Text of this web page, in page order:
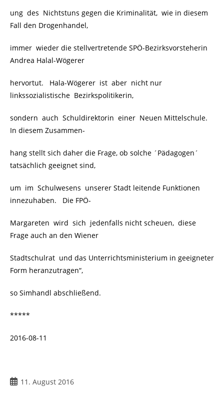
ung des Nichtstuns gegen die Kriminalität, wie in diesem
Fall den Drogenhandel,
immer wieder die stellvertretende SPÖ-Bezirksvorsteherin
Andrea Halal-Wögerer
hervortut. Hala-Wögerer ist aber nicht nur
linkssozialistische Bezirkspolitikerin,
sondern auch Schuldirektorin einer Neuen Mittelschule.
In diesem Zusammen-
hang stellt sich daher die Frage, ob solche ´Pädagogen´
tatsächlich geeignet sind,
um im Schulwesens unserer Stadt leitende Funktionen
innezuhaben. Die FPÖ-
Margareten wird sich jedenfalls nicht scheuen, diese
Frage auch an den Wiener
Stadtschulrat und das Unterrichtsministerium in geeigneter
Form heranzutragen“,
so Simhandl abschließend.
*****
2016-08-11
11. August 2016